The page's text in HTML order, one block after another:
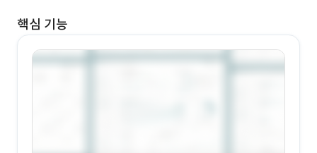
핵심 기능